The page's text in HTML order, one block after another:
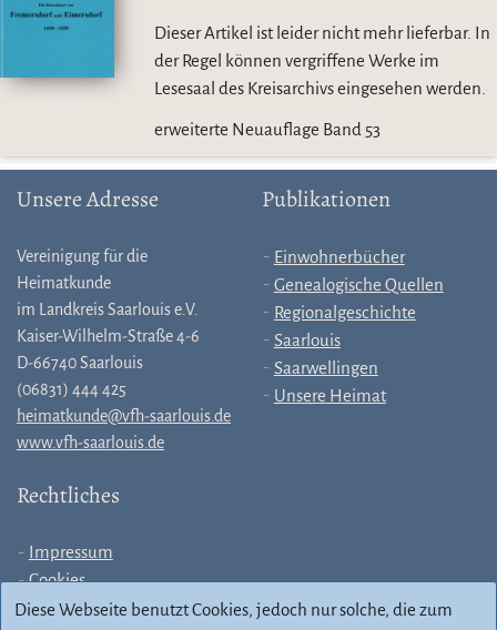
Dieser Artikel ist leider nicht mehr lieferbar. In
der Regel können vergriffene Werke im
Lesesaal des Kreisarchivs eingesehen werden.
erweiterte Neuauflage Band 53
Unsere Adresse
Vereinigung für die
Heimatkunde
im Landkreis Saarlouis e.V.
Kaiser-Wilhelm-Straße 4-6
D-66740 Saarlouis
(06831) 444 425
heimatkunde@vfh-saarlouis.de
www.vfh-saarlouis.de
Publikationen
Einwohnerbücher
Genealogische Quellen
Regionalgeschichte
Saarlouis
Saarwellingen
Unsere Heimat
Rechtliches
Impressum
Cookies
Allgemeine
Diese Webseite benutzt Cookies, jedoch nur solche, die zum